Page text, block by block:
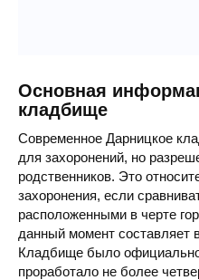
Основная
кладбище
Современное Дарницкое
для захоронений, но
родственников. Это
захоронения, если
расположенными в черте
данный момент составляет
Кладбище было
проработало не более